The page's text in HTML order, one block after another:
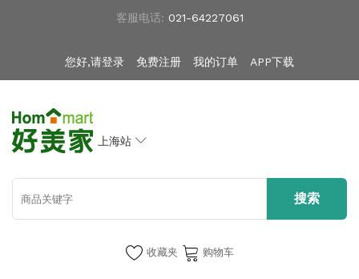
客服电话: 021-64227061
您好,请登录 免费注册 我的订单 APP下载
上海站
收藏夹 购物车